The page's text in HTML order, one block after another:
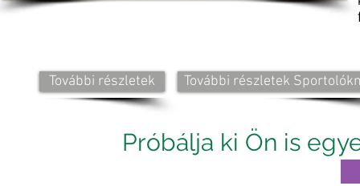
További részletek További részletek
Próbálja ki Ön is